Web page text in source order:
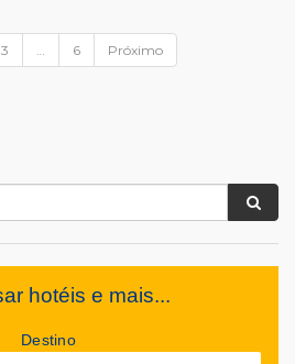
3 6 Próximo
hotéis e mais...
Destino